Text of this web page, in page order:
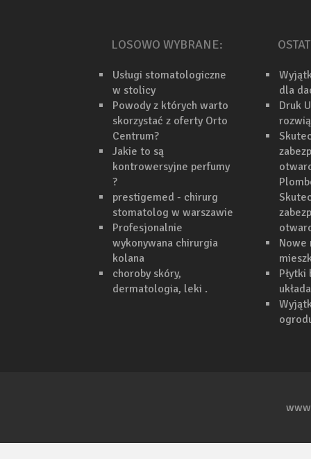
LOSOWO WYBRANE:
Usługi stomatologiczne
w stolicy
Powody z których warto
skorzystać z oferty Orto
Centrum?
Jakie to są
kontrowersyjne perfumy
?
prestigemed - chirurg
stomatolog w warszawie
Profesjonalnie
wykonywana chirurgia
kolana
choroby skóry,
dermatologia, leki .
dla
Druk
Nowe